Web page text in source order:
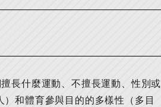
長什麼運動、不擅長運動、性別或
和體育參與目的的多樣性（多目